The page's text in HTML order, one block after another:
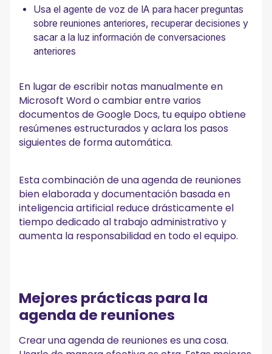
Usa el agente de voz de IA para hacer preguntas
sobre reuniones anteriores, recuperar decisiones y
sacar a la luz información de conversaciones
anteriores
En lugar de escribir notas manualmente en
Microsoft Word o cambiar entre varios
documentos de Google Docs, tu equipo obtiene
resúmenes estructurados y aclara los pasos
siguientes de forma automática.
Esta combinación de una agenda de reuniones
bien elaborada y documentación basada en
inteligencia artificial reduce drásticamente el
tiempo dedicado al trabajo administrativo y
aumenta la responsabilidad en todo el equipo.
Mejores prácticas para la
agenda de reuniones
Crear una agenda de reuniones es una cosa.